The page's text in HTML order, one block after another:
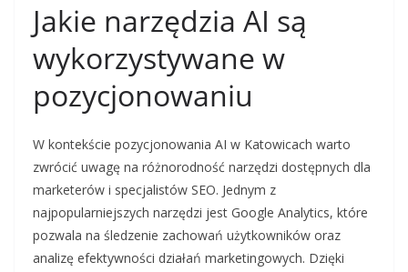
Jakie narzędzia AI są
wykorzystywane w
pozycjonowaniu
W kontekście pozycjonowania AI w Katowicach warto
zwrócić uwagę na różnorodność narzędzi dostępnych dla
marketerów i specjalistów SEO. Jednym z
najpopularniejszych narzędzi jest Google Analytics, które
pozwala na śledzenie zachowań użytkowników oraz
analizę efektywności działań marketingowych. Dzięki